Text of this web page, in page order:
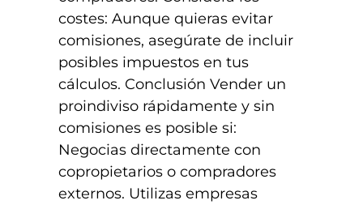
costes: Aunque quieras evitar
comisiones, asegúrate de incluir
posibles impuestos en tus
cálculos. Conclusión Vender un
proindiviso rápidamente y sin
comisiones es posible si:
Negocias directamente con
copropietarios o compradores
externos. Utilizas empresas